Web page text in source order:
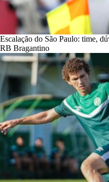
Escalação do São Paulo: time,
RB Bragantino